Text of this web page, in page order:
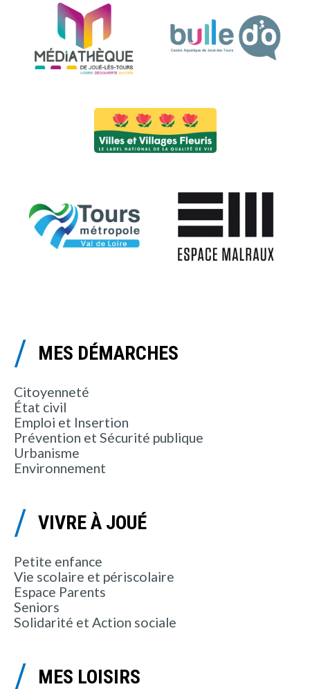
MES DÉMARCHES
Citoyenneté
État civil
Emploi et Insertion
Prévention et Sécurité publique
Urbanisme
Environnement
VIVRE À JOUÉ
Petite enfance
Vie scolaire et périscolaire
Espace Parents
Seniors
Solidarité et Action sociale
MES LOISIRS